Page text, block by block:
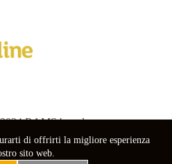
di offrirti la migliore esperienza
sito web.
RAMS boards.
nebuso